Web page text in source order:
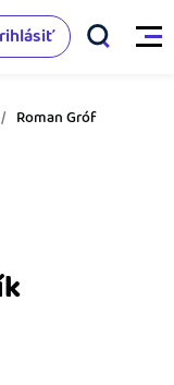
Roman Gróf